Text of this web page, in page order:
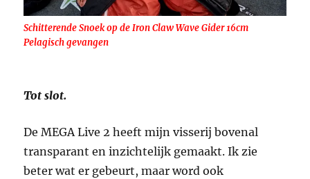
Schitterende Snoek op de Iron Claw Wave Gider 16cm
Pelagisch gevangen
Tot slot.
De MEGA Live 2 heeft mijn visserij bovenal
transparant en inzichtelijk gemaakt. Ik zie
beter wat er gebeurt, maar word ook